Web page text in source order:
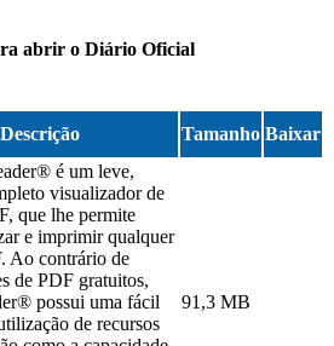
abrir o Diário Oficial
Descrição Tamanho Baixar
é um leve,
visualizador de
que lhe permite
e imprimir qualquer
Ao contrário de
de PDF gratuitos,
possui uma fácil
de recursos
91,3 MB